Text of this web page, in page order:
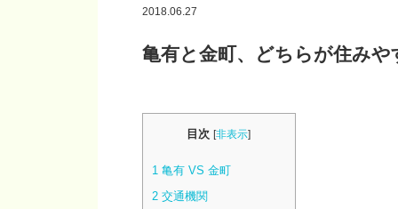
2018.06.27
亀有と金町、どちらが住みや
目次 [非表示]
1亀有 VS 金町
2交通機関